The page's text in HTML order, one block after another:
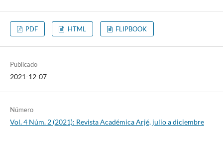
PDF HTML FLIPBOOK
Publicado
2021-12-07
Número
Vol. 4 Núm. 2 (2021): Revista Académica Arjé, julio a diciembre